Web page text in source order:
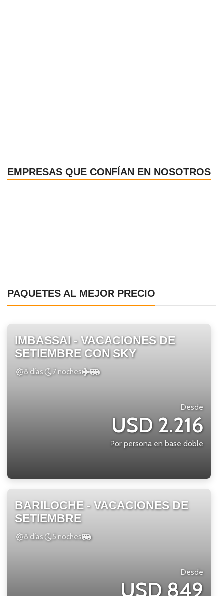
EMPRESAS QUE CONFÍAN EN NOSOTROS
PAQUETES AL MEJOR PRECIO
IMBASSAI - VACACIONES DE
SETIEMBRE CON SKY
8 días 7 noches
Desde
USD 2.216
Por persona en base doble
BARILOCHE - VACACIONES DE
SETIEMBRE
8 días 5 noches
Desde
USD 849